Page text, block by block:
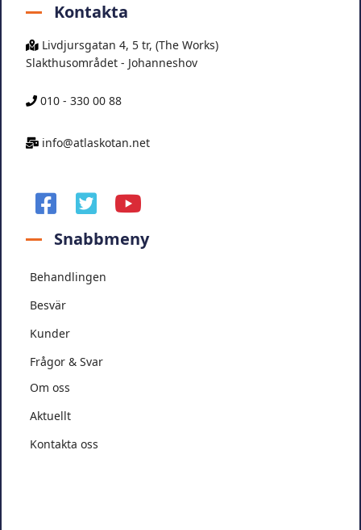
Kontakta
Livdjursgatan 4, 5 tr, (The Works)
Slakthusområdet - Johanneshov
010 - 330 00 88
info@atlaskotan.net
facebook
twitter
youtube
Snabbmeny
Behandlingen
Besvär
Kunder
Frågor & Svar
Om oss
Aktuellt
Kontakta oss